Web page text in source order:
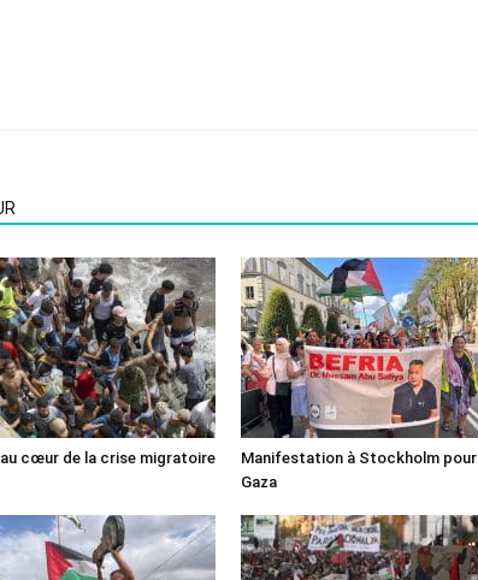
cœur de la crise migratoire
Manifestation à Stockholm pour
Gaza